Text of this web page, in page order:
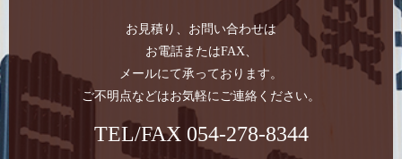
お見積り、お問い合わせは
お電話またはFAX、
メールにて承っております。
ご不明点などはお気軽にご連絡ください。
TEL/FAX 054-278-8344